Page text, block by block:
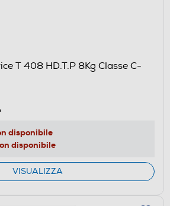
T 408 HD.T.P 8Kg Classe C-
disponibile
disponibile
VISUALIZZA